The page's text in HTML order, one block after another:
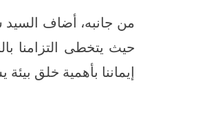
من جانبه، أضاف
حيث يتخطى التزامنا
إيماننا بأهمية خلق